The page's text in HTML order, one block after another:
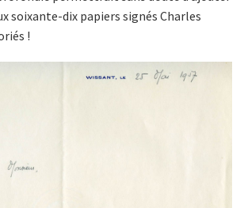
soixante-dix papiers signés Charles
!